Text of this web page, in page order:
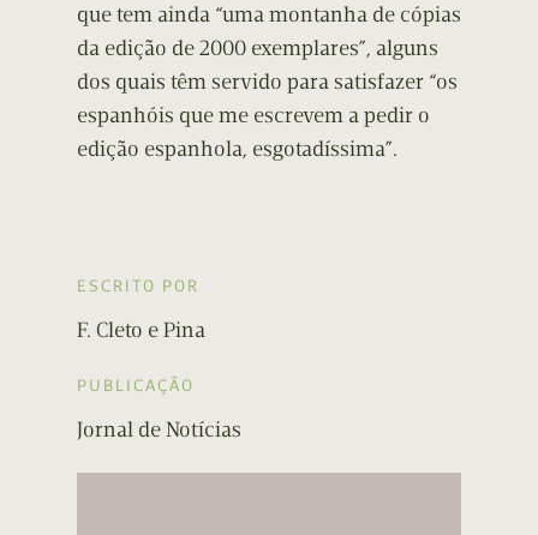
que tem ainda “uma montanha de cópias
da edição de 2000 exemplares”, alguns
dos quais têm servido para satisfazer “os
espanhóis que me escrevem a pedir o
edição espanhola, esgotadíssima”.
ESCRITO POR
F. Cleto e Pina
PUBLICAÇÃO
Jornal de Notícias